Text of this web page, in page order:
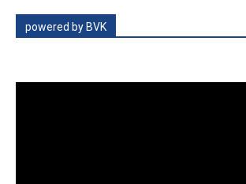
powered by BVK